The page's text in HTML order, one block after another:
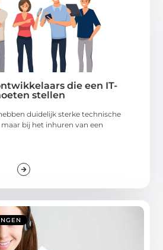
die een IT-
stellen
duidelijk sterke technische
bij het inhuren van een